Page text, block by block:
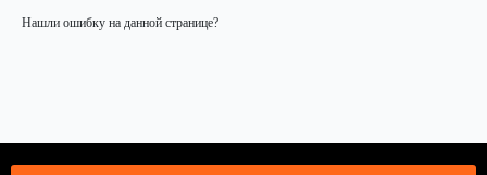
Нашли ошибку на данной странице?